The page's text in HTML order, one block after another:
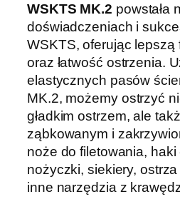
t
r
z
a
ł
k
a
d
o
n
o
WSKTS MK.2 powstała
doświadczeniach i
WSKTS, oferując lepszą
oraz łatwość ostrzenia.
elastycznych pasów
MK.2, możemy ostrzyć
gładkim ostrzem, ale
ząbkowanym i
noże do filetowania,
nożyczki, siekiery,
inne narzędzia z